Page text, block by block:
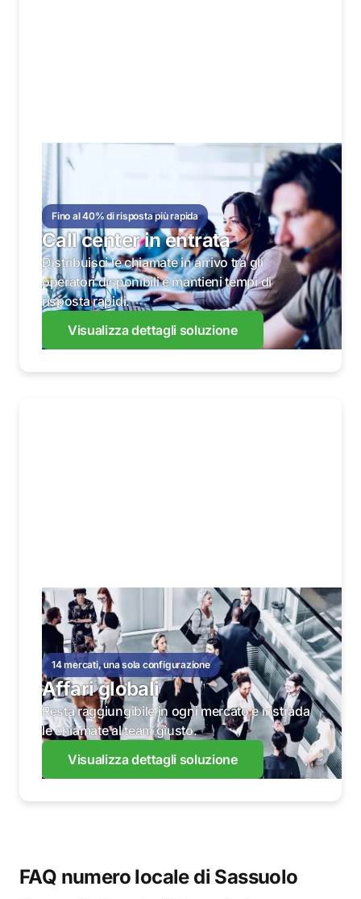
Fino al 40% di risposta più rapida
Call center in entrata
Distribuisci le chiamate in arrivo tra gli
operatori disponibili e mantieni tempi di
risposta rapidi.
Visualizza dettagli soluzione
14 mercati, una sola configurazione
Affari globali
Resta raggiungibile in ogni mercato e instrada
le chiamate al team giusto.
Visualizza dettagli soluzione
FAQ numero locale di Sassuolo